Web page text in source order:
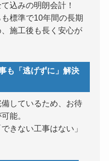
込みの明朗会計！
標準で10年間の長期
施工後も長く安心が
も「逃げずに」解決
しているため、お待
能。
きない工事はない」